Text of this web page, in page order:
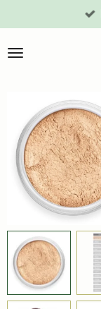
direct
naar